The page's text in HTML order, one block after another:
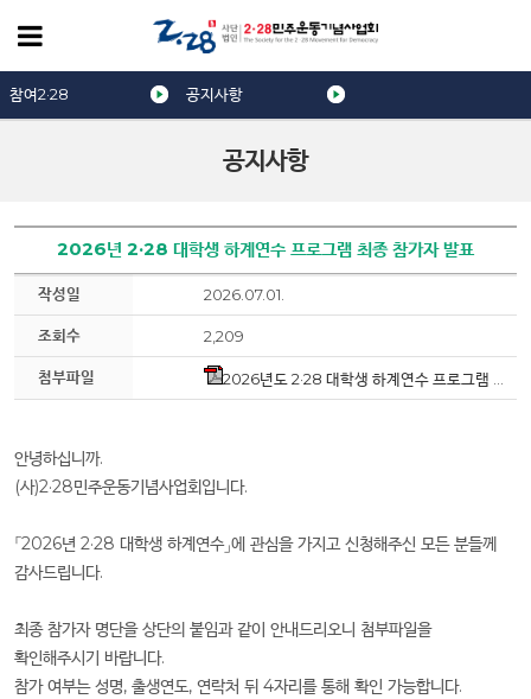
공지사항
참여2·28 공지사항
2026년 2·28 대학생 하계연수 프로그램 최종 참가자 발표
작성일 2026.07.01.
조회수 2,209
첨부파일 2026년도 2·28 대학생 하계연수 프로그램 최종 참가자.pdf
안녕하십니까.
(사)2·28민주운동기념사업회입니다.
「2026년 2·28 대학생 하계연수」에 관심을 가지고 신청해주신 모든 분들께
감사드립니다.
최종 참가자 명단을 상단의 붙임과 같이 안내드리오니 첨부파일을
확인해주시기 바랍니다.
참가 여부는 성명, 출생연도, 연락처 뒤 4자리를 통해 확인 가능합니다.